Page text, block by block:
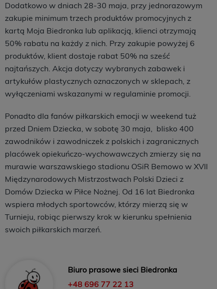
Dodatkowo w dniach 28-30 maja, przy jednorazowym
zakupie minimum trzech produktów promocyjnych z
kartą Moja Biedronka lub aplikacją, klienci otrzymają
50% rabatu na każdy z nich. Przy zakupie powyżej 6
produktów, klient dostaje rabat 50% na sześć
najtańszych. Akcja dotyczy wybranych zabawek i
artykułów plastycznych oznaczonych w sklepach, z
wyłączeniami wskazanymi w regulaminie promocji.
Ponadto dla fanów piłkarskich emocji w weekend tuż
przed Dniem Dziecka, w sobotę 30 maja, blisko 400
zawodników i zawodniczek z polskich i zagranicznych
placówek opiekuńczo-wychowawczych zmierzy się na
murawie warszawskiego stadionu OSiR Bemowo w XVII
Międzynarodowych Mistrzostwach Polski Dzieci z
Domów Dziecka w Piłce Nożnej. Od 16 lat Biedronka
wspiera młodych sportowców, którzy mierzą się w
Turnieju, robiąc pierwszy krok w kierunku spełnienia
swoich piłkarskich marzeń.
Biuro prasowe sieci Biedronka
+48 696 77 22 13